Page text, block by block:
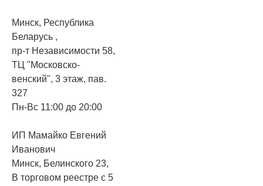
Минск, Республика
Беларусь ,
пр-т Независимости 58,
ТЦ "Московско-
венский", 3 этаж, пав.
327
Пн-Вс 11:00 до 20:00
ИП Мамайко Евгений
Иванович
Минск, Белинского 23,
В торговом реестре с 5